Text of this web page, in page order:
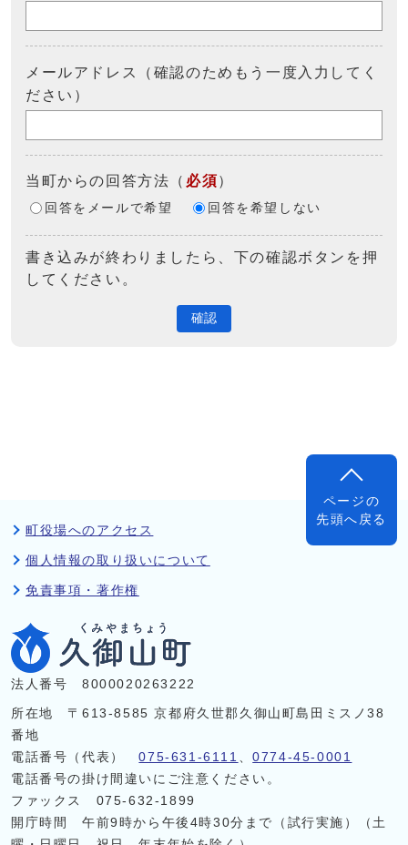
メールアドレス（確認のためもう一度入力してく
ださい）
当町からの回答方法 （ 必須）
回答をメールで希望 回答を希望しない
書き込みが終わりましたら、下の確認ボタンを押
してください。
確認
ページの
先頭へ戻る
町役場へのアクセス
個人情報の取り扱いについて
免責事項・著作権
法人番号 8000020263222
所在地 〒613-8585 京都府久世郡久御山町島田ミスノ38
番地
電話番号（代表）075-631-6111 、0774-45-0001
電話番号の掛け間違いにご注意ください。
ファックス 075-632-1899
開庁時間 午前9時から午後4時30分まで（試行実施）（土